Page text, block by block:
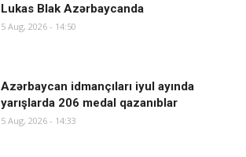
Lukas Blak Azərbaycanda
5 Aug, 2026 - 14:50
Azərbaycan idmançıları iyul ayında
yarışlarda 206 medal qazanıblar
5 Aug, 2026 - 14:33